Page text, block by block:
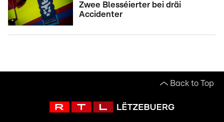
Zwee Blesséierter bei dräi
Accidenter
Back to Top